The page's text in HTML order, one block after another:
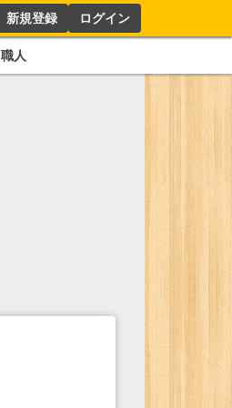
新規登録 ログイン
職人